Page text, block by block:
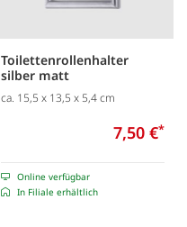
Toilettenrollenhalter
silber matt
ca. 15,5 x 13,5 x 5,4 cm
7,50 €*
Online verfügbar
In Filiale erhältlich